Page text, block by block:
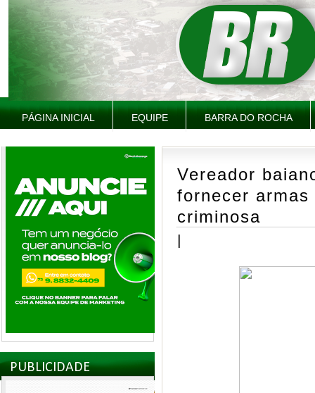
PÁGINA INICIAL EQUIPE BARRA DO ROCHA
PUBLICIDADE
Vereador
fornecer
criminosa
|